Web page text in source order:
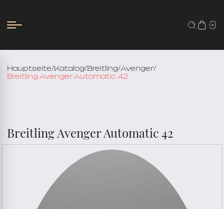
Hauptseite/ Katalog/Breitling/Avenger/
Breitling Avenger Automatic 42
Breitling Avenger Automatic 42